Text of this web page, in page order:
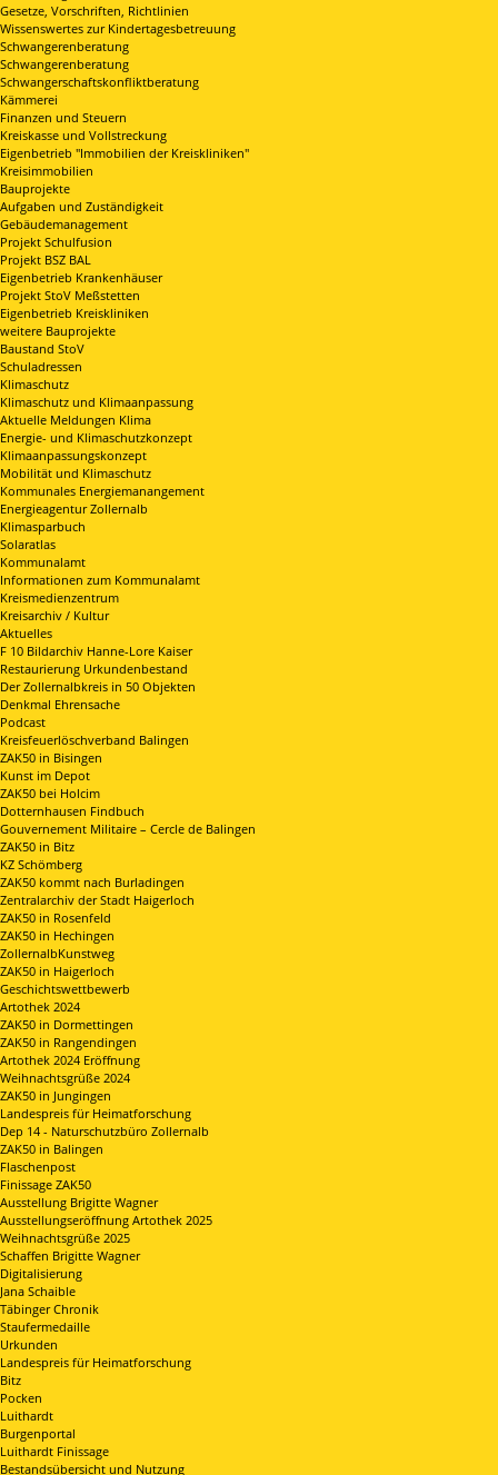
Gesetze, Vorschriften, Richtlinien
Wissenswertes zur Kindertagesbetreuung
Schwangerenberatung
Schwangerenberatung
Schwangerschaftskonfliktberatung
Kämmerei
Finanzen und Steuern
Kreiskasse und Vollstreckung
Eigenbetrieb "Immobilien der Kreiskliniken"
Kreisimmobilien
Bauprojekte
Aufgaben und Zuständigkeit
Gebäudemanagement
Projekt Schulfusion
Projekt BSZ BAL
Eigenbetrieb Krankenhäuser
Projekt StoV Meßstetten
Eigenbetrieb Kreiskliniken
weitere Bauprojekte
Baustand StoV
Schuladressen
Klimaschutz
Klimaschutz und Klimaanpassung
Aktuelle Meldungen Klima
Energie- und Klimaschutzkonzept
Klimaanpassungskonzept
Mobilität und Klimaschutz
Kommunales Energiemanangement
Energieagentur Zollernalb
Klimasparbuch
Solaratlas
Kommunalamt
Informationen zum Kommunalamt
Kreismedienzentrum
Kreisarchiv / Kultur
Aktuelles
F 10 Bildarchiv Hanne-Lore Kaiser
Restaurierung Urkundenbestand
Der Zollernalbkreis in 50 Objekten
Denkmal Ehrensache
Podcast
Kreisfeuerlöschverband Balingen
ZAK50 in Bisingen
Kunst im Depot
ZAK50 bei Holcim
Dotternhausen Findbuch
Gouvernement Militaire – Cercle de Balingen
ZAK50 in Bitz
KZ Schömberg
ZAK50 kommt nach Burladingen
Zentralarchiv der Stadt Haigerloch
ZAK50 in Rosenfeld
ZAK50 in Hechingen
ZollernalbKunstweg
ZAK50 in Haigerloch
Geschichtswettbewerb
Artothek 2024
ZAK50 in Dormettingen
ZAK50 in Rangendingen
Artothek 2024 Eröffnung
Weihnachtsgrüße 2024
ZAK50 in Jungingen
Landespreis für Heimatforschung
Dep 14 - Naturschutzbüro Zollernalb
ZAK50 in Balingen
Flaschenpost
Finissage ZAK50
Ausstellung Brigitte Wagner
Ausstellungseröffnung Artothek 2025
Weihnachtsgrüße 2025
Schaffen Brigitte Wagner
Digitalisierung
Jana Schaible
Täbinger Chronik
Staufermedaille
Urkunden
Landespreis für Heimatforschung
Bitz
Pocken
Luithardt
Burgenportal
Luithardt Finissage
Bestandsübersicht und Nutzung